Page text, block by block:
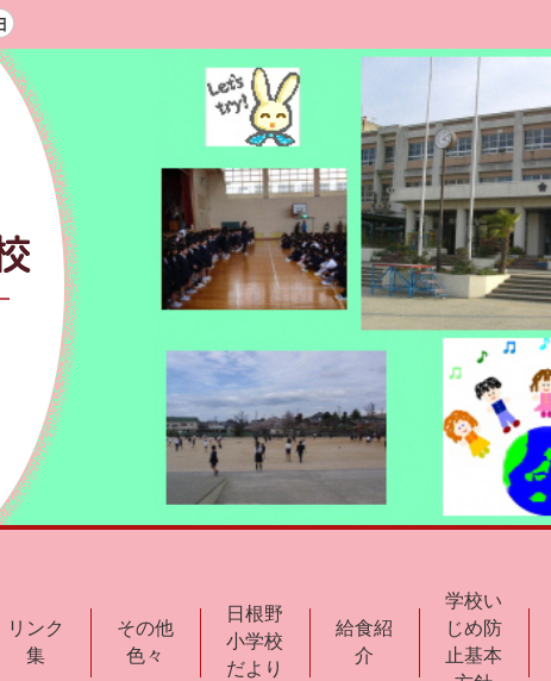
リンク
集
その他
色々
日根野
小学校
だより
給食紹
介
学校い
じめ防
止基本